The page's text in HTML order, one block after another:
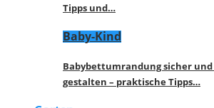
Tipps und…
Baby-Kind
Babybettumrandung sicher
gestalten – praktische Tipps…